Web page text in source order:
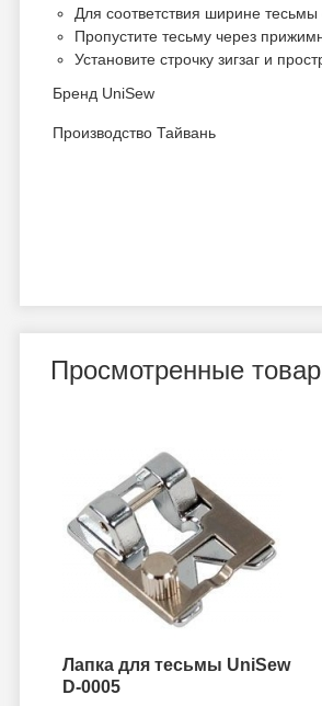
Для соответствия ширине тесьмы
Пропустите тесьму через
Установите строчку зигзаг и
Бренд UniSew
Производство Тайвань
Просмотренные
Лапка для тесьмы UniSew
D-0005